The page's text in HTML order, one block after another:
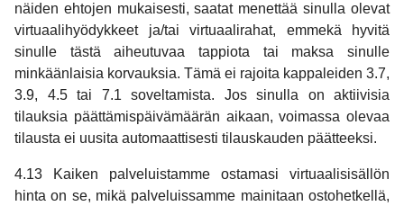
näiden ehtojen mukaisesti, saatat menettää sinulla olevat
virtuaalihyödykkeet ja/tai virtuaalirahat, emmekä hyvitä
sinulle tästä aiheutuvaa tappiota tai maksa sinulle
minkäänlaisia korvauksia. Tämä ei rajoita kappaleiden 3.7,
3.9, 4.5 tai 7.1 soveltamista. Jos sinulla on aktiivisia
tilauksia päättämispäivämäärän aikaan, voimassa olevaa
tilausta ei uusita automaattisesti tilauskauden päätteeksi.
4.13 Kaiken palveluistamme ostamasi virtuaalisisällön
hinta on se, mikä palveluissamme mainitaan ostohetkellä,